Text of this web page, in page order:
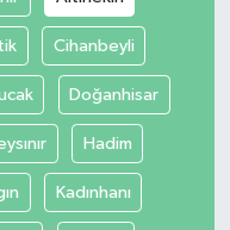
Cihanbeyli
Doğanhisar
Hadim
Kadınhanı